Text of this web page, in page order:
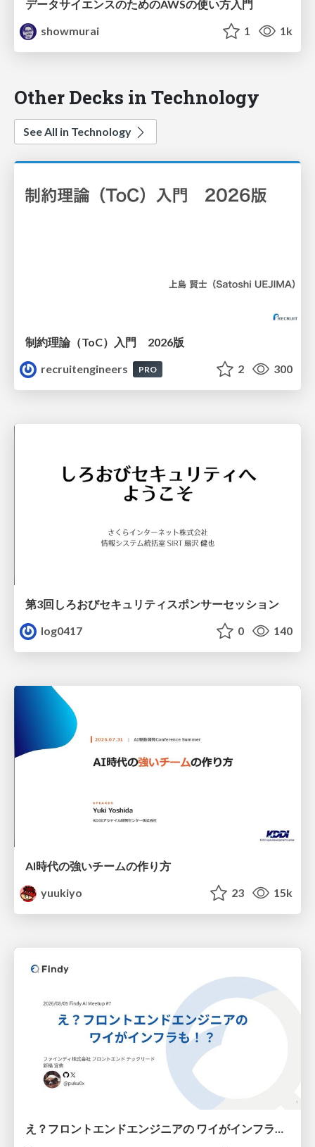
データサイエンスのためのAWSの使い方入門
showmurai
1 1k
Other Decks in Technology
See All in Technology
制約理論（ToC）入門 2026版
recruitengineers
PRO 2 300
第3回しろおびセキュリティスポンサーセッション
log0417
0 140
AI時代の強いチームの作り方
yuukiyo
23 15k